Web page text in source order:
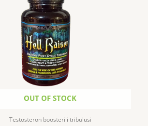
OUT OF STOCK
Testosteron boosteri i tribulusi